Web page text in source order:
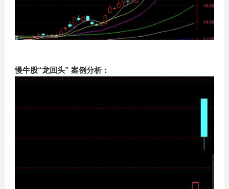
慢牛股“龙回头” 案例分析：